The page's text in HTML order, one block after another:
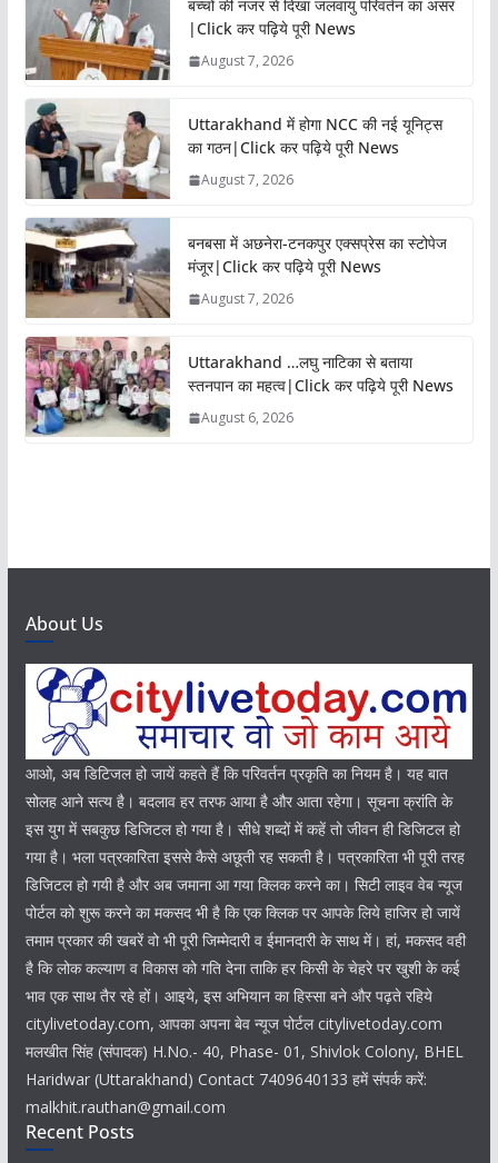
बच्चों की नजर से दिखा जलवायु परिवर्तन का असर
|Click कर पढ़िये पूरी News
August 7, 2026
Uttarakhand में होगा NCC की नई यूनिट्स
का गठन|Click कर पढ़िये पूरी News
August 7, 2026
बनबसा में अछनेरा-टनकपुर एक्सप्रेस का स्टोपेज
मंजूर|Click कर पढ़िये पूरी News
August 7, 2026
Uttarakhand …लघु नाटिका से बताया
स्तनपान का महत्व|Click कर पढ़िये पूरी News
August 6, 2026
About Us
आओ, अब डिटिजल हो जायें कहते हैं कि परिवर्तन प्रकृति का नियम है। यह बात
सोलह आने सत्य है। बदलाव हर तरफ आया है और आता रहेगा। सूचना क्रांति के
इस युग में सबकुछ डिजिटल हो गया है। सीधे शब्दों में कहें तो जीवन ही डिजिटल हो
गया है। भला पत्रकारिता इससे कैसे अछूती रह सकती है। पत्रकारिता भी पूरी तरह
डिजिटल हो गयी है और अब जमाना आ गया क्लिक करने का। सिटी लाइव वेब न्यूज
पोर्टल को शुरू करने का मकसद भी है कि एक क्लिक पर आपके लिये हाजिर हो जायें
तमाम प्रकार की खबरें वो भी पूरी जिम्मेदारी व ईमानदारी के साथ में। हां, मकसद वही
है कि लोक कल्याण व विकास को गति देना ताकि हर किसी के चेहरे पर खुशी के कई
भाव एक साथ तैर रहे हों। आइये, इस अभियान का हिस्सा बने और पढ़ते रहिये
citylivetoday.com, आपका अपना बेव न्यूज पोर्टल citylivetoday.com
मलखीत सिंह (संपादक) H.No.- 40, Phase- 01, Shivlok Colony, BHEL
Haridwar (Uttarakhand) Contact 7409640133 हमें संपर्क करें:
malkhit.rauthan@gmail.com
Recent Posts